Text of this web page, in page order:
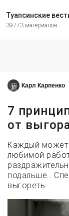
Туапсинские
39773 материалов
Карл Карпенко
7
от
Каждый может
любимой
подальше…
выгореть.